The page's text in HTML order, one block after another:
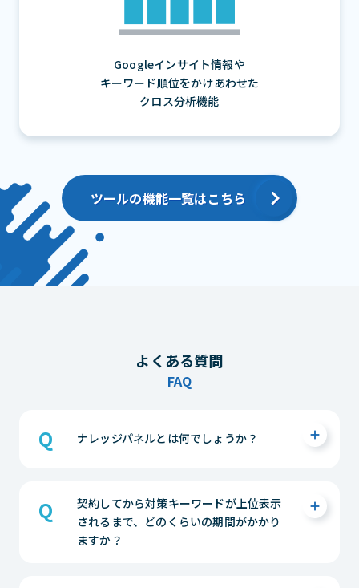
Googleインサイト情報や
キーワード順位をかけあわせた
クロス分析機能
ツールの機能一覧はこちら
よくある質問
FAQ
ナレッジパネルとは何でしょうか？
ースには通常のWebサイト検索結果が表示さ
れ、右側にはビジネスの詳細が表示されます。
この右側の表示スペースの事を「ナレッジパネ
契約してから対策キーワードが上位表示
されるまで、どのくらいの期間がかかり
ますか？